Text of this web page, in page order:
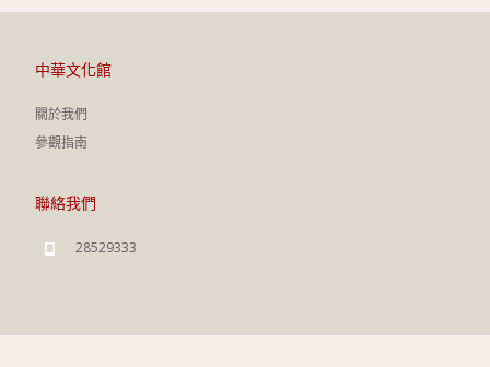
中華文化館
關於我們
參觀指南
聯絡我們
28529333